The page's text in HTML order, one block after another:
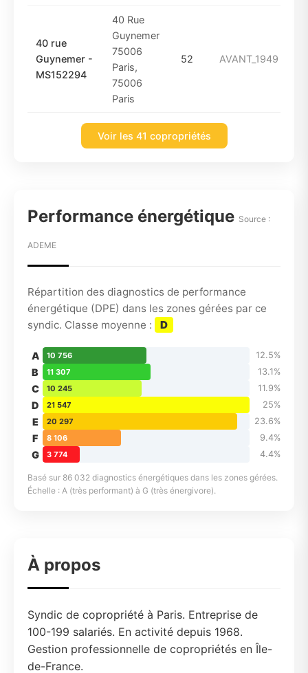
40 rue
Guynemer -
MS152294
40 Rue
Guynemer
75006
Paris,
75006
Paris
52 AVANT_1949
Voir les 41 copropriétés
Performance énergétique Source :
ADEME
Répartition des diagnostics de performance
énergétique (DPE) dans les zones gérées par ce
syndic. Classe moyenne :
D
A 10 756 12.5%
B 11 307 13.1%
C 10 245 11.9%
D 21 547 25%
E 20 297 23.6%
F 8 106 9.4%
G 3 774 4.4%
Basé sur 86 032 diagnostics énergétiques dans les zones gérées.
Échelle : A (très performant) à G (très énergivore).
À propos
Syndic de copropriété à Paris. Entreprise de
100-199 salariés. En activité depuis 1968.
Gestion professionnelle de copropriétés en Île-
de-France.